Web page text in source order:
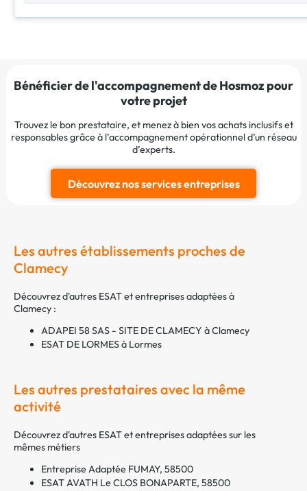
Bénéficier de l'accompagnement de Hosmoz pour
votre projet
Trouvez le bon prestataire, et menez à bien vos achats inclusifs et
responsables grâce à l’accompagnement opérationnel d’un réseau
d’experts.
Découvrez nos services entreprises
Les autres établissements proches de
Clamecy
Découvrez d'autres ESAT et entreprises adaptées à
Clamecy :
ADAPEI 58 SAS - SITE DE CLAMECY à Clamecy
ESAT DE LORMES à Lormes
Les autres prestataires avec la même
activité
Découvrez d'autres ESAT et entreprises adaptées sur les
mêmes métiers
Entreprise Adaptée FUMAY, 58500
ESAT AVATH Le CLOS BONAPARTE, 58500